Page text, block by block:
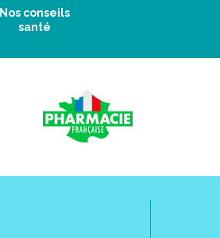
Nos conseils
santé